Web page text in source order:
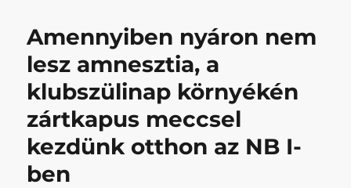
Amennyiben nyáron nem
lesz amnesztia, a
klubszülinap környékén
zártkapus meccsel
kezdünk otthon az NB I-
ben